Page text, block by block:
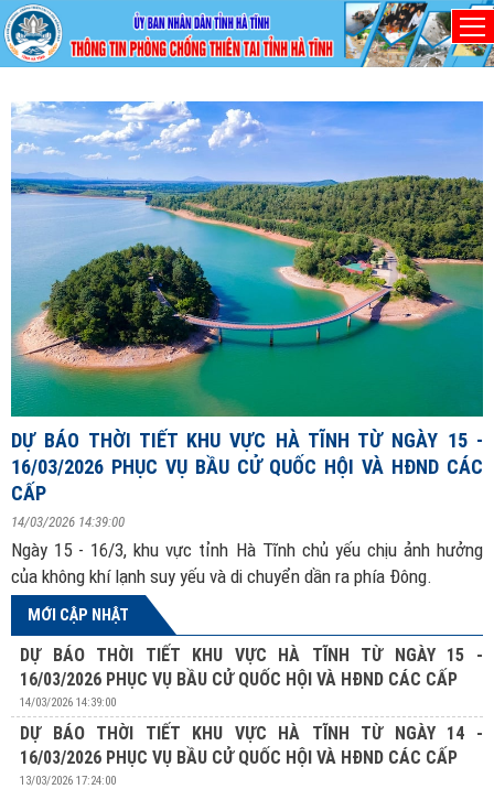
Thứ Sáu, 7/8/2026
DỰ BÁO THỜI TIẾT KHU VỰC HÀ TĨNH TỪ NGÀY 15 -
16/03/2026 PHỤC VỤ BẦU CỬ QUỐC HỘI VÀ HĐND CÁC
CẤP
14/03/2026 14:39:00
Ngày 15 - 16/3, khu vực tỉnh Hà Tĩnh chủ yếu chịu ảnh hưởng
của không khí lạnh suy yếu và di chuyển dần ra phía Đông.
MỚI CẬP NHẬT
DỰ BÁO THỜI TIẾT KHU VỰC HÀ TĨNH TỪ NGÀY 15 -
16/03/2026 PHỤC VỤ BẦU CỬ QUỐC HỘI VÀ HĐND CÁC CẤP
14/03/2026 14:39:00
DỰ BÁO THỜI TIẾT KHU VỰC HÀ TĨNH TỪ NGÀY 14 -
16/03/2026 PHỤC VỤ BẦU CỬ QUỐC HỘI VÀ HĐND CÁC CẤP
13/03/2026 17:24:00